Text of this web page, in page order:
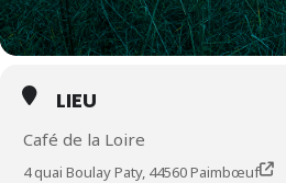
LIEU
Café de la Loire
4 quai Boulay Paty, 44560 Paimbœuf